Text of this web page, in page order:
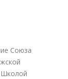
Союза
Школой